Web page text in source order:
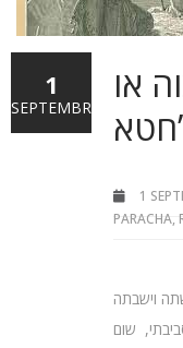
או
1
PARACHA,
וישבתה
שום
1
SEPTEMBRE